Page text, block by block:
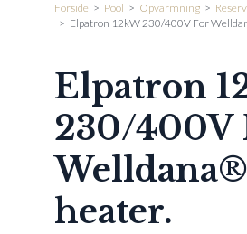
Forside > Pool > Opvarmning >
> Elpatron 12kW 230/400V For
Elpatron
230/400V
Welldana®
heater.